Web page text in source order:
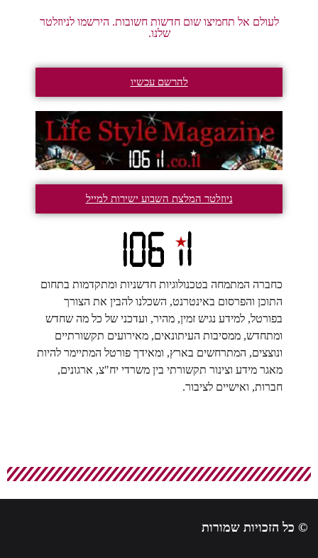
לעולם אל תחמיצו שום חדשות חשובות. הירשמו לניוזלטר
שלנו.
להרשם עכשיו
ניוזלטר המלצת השבוע ישירות למייל
כחברה המתמחה בטכנולוגיות חדשניות ומתקדמות בתחום
התוכן והפרסום באינטרנט, השכלנו להבין את הצורך
בפורטל, למידע נגיש זמין, מהיר, ועדכני של כל מה שחדש
ומתחדש, ממסיבות העיתונאים, מאירועים תקשורתיים
ונוצצים, המתרחשים בארץ, ומאידך פורטל המתיימר להיות
מאגר מידע וצינור תקשורתי בין משרדי יח"צ, ארגונים,
חברות, ואישיים לציבור.
© כל הזכויות שמורות